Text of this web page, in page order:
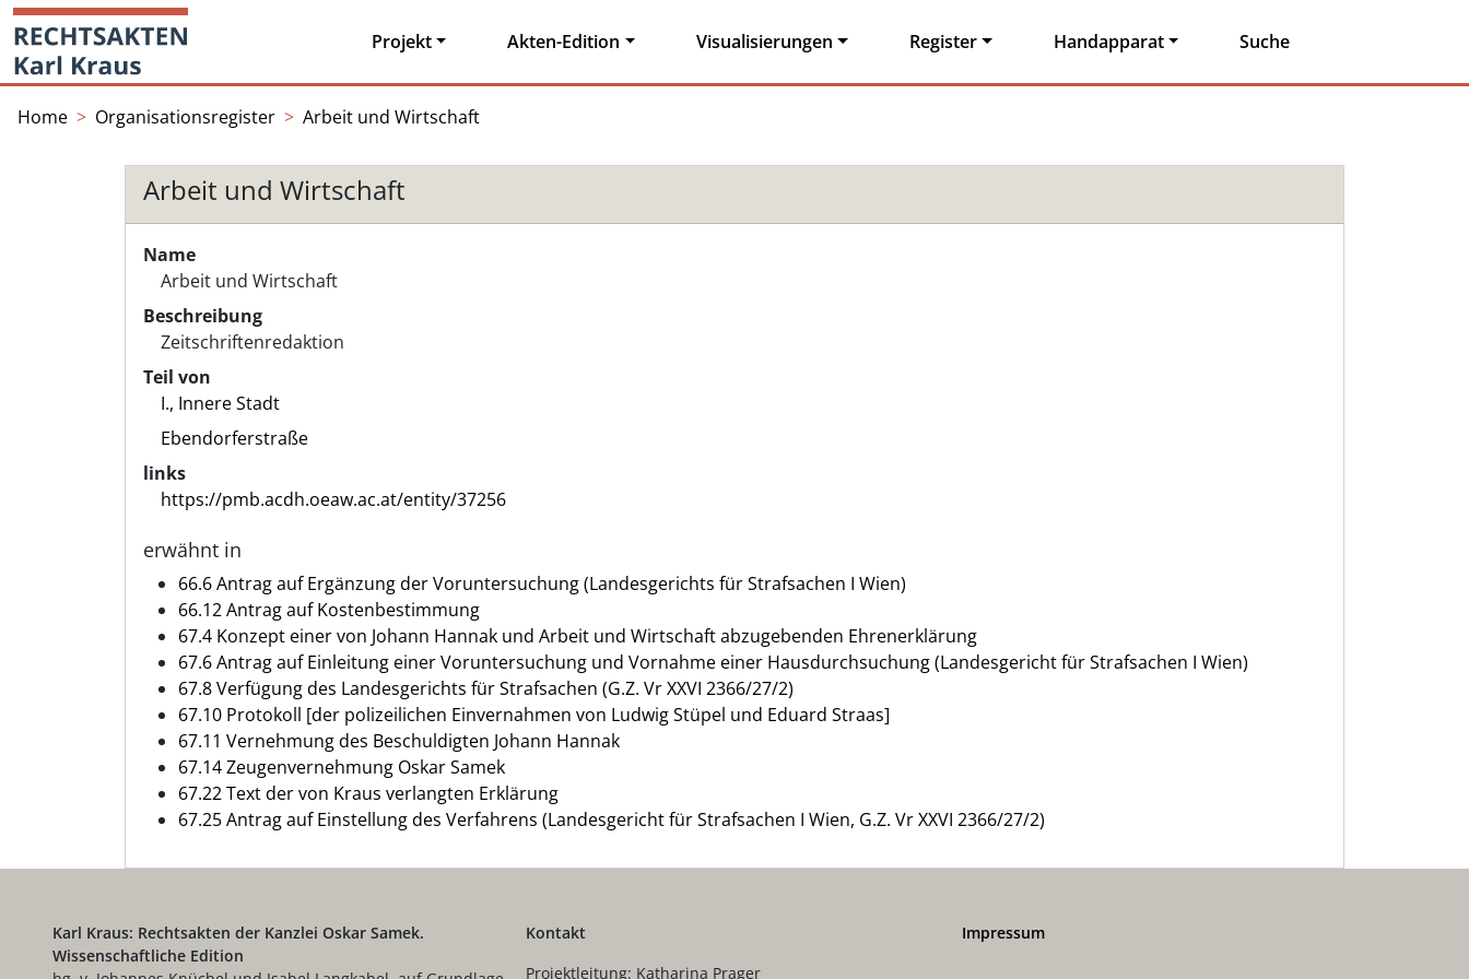
Skip
content
Startseite
Projekt Akten-Edition Visualisierungen Register Handapparat Suche
Home Organisationsregister Arbeit und Wirtschaft
Arbeit und Wirtschaft
Name
Arbeit und Wirtschaft
Beschreibung
Zeitschriftenredaktion
Teil von
I., Innere Stadt
Ebendorferstraße
links
https://pmb.acdh.oeaw.ac.at/entity/37256
erwähnt in
66.6 Antrag auf Ergänzung der Voruntersuchung (Landesgerichts für Strafsachen I Wien)
66.12 Antrag auf Kostenbestimmung
67.4 Konzept einer von Johann Hannak und Arbeit und Wirtschaft abzugebenden Ehrenerklärung
67.6 Antrag auf Einleitung einer Voruntersuchung und Vornahme einer Hausdurchsuchung (Landesgericht für Strafsachen I Wien)
67.8 Verfügung des Landesgerichts für Strafsachen (G.Z. Vr XXVI 2366/27/2)
67.10 Protokoll [der polizeilichen Einvernahmen von Ludwig Stüpel und Eduard Straas]
67.11 Vernehmung des Beschuldigten Johann Hannak
67.14 Zeugenvernehmung Oskar Samek
67.22 Text der von Kraus verlangten Erklärung
67.25 Antrag auf Einstellung des Verfahrens (Landesgericht für Strafsachen I Wien, G.Z. Vr XXVI 2366/27/2)
Karl Kraus: Rechtsakten der Kanzlei Oskar Samek.
Wissenschaftliche Edition
Kontakt
Projektleitung: Katharina Prager
Impressum